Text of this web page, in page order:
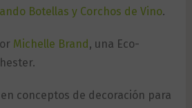
Botellas y Corchos de Vino.
Michelle Brand, una Eco-
conceptos de decoración para